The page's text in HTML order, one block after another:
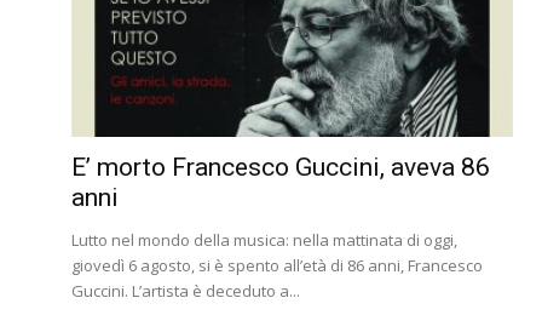
E’ morto Francesco Guccini, aveva 86
anni
Lutto nel mondo della musica: nella mattinata di oggi,
giovedì 6 agosto, si è spento all’età di 86 anni, Francesco
Guccini. L’artista è deceduto a...